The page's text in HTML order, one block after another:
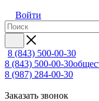
Войти
8 (843) 500-00-30
8 (843) 500-00-30
8 (987) 284-00-30
Заказать звонок